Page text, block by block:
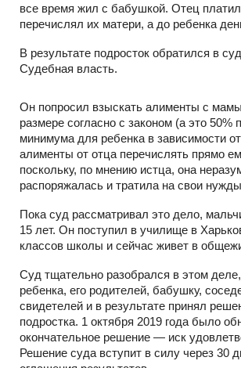
все время жил с бабушкой. Отец
перечислял их матери, а до ребенка
В результате подросток обратился в
Судебная власть.
Он попросил взыскать алименты с
размере согласно с законом (а это 50%
минимума для ребенка в зависимости
алименты от отца перечислять прямо
поскольку, по мнению истца, она
распоряжалась и тратила на свои
Пока суд рассматривал это дело,
15 лет. Он поступил в училище в
классов школы и сейчас живет в
Суд тщательно разобрался в этом
ребенка, его родителей, бабушку,
свидетелей и в результате принял
подростка. 1 октября 2019 года было
окончательное решение — иск
Решение суда вступит в силу через 30